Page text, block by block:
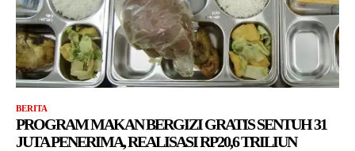
BERITA
PROGRAM MAKAN BERGIZI GRATIS SENTUH 31
JUTA PENERIMA, REALISASI RP20,6 TRILIUN